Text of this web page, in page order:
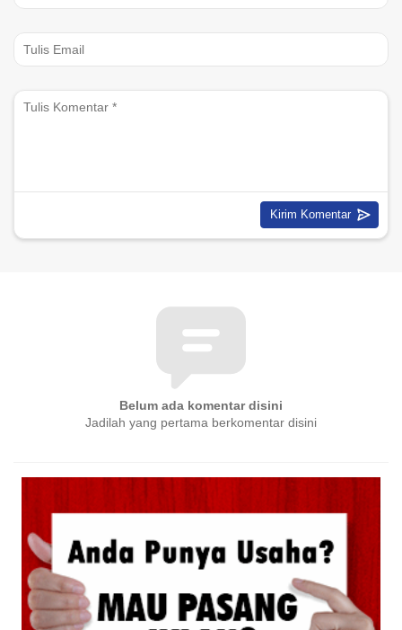
Belum ada komentar disini
Jadilah yang pertama berkomentar disini